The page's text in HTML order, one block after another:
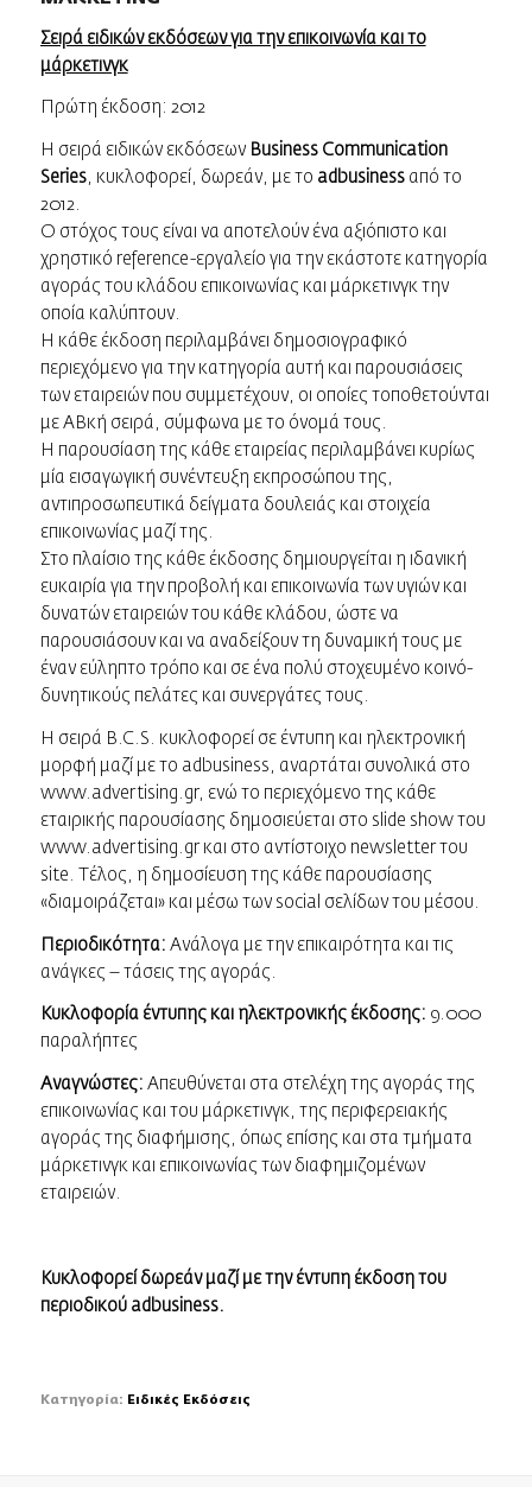
Σειρά ειδικών εκδόσεων για την επικοινωνία και το
μάρκετινγκ
Πρώτη έκδοση: 2012
Η σειρά ειδικών εκδόσεων Business Communication
Series, κυκλοφορεί, δωρεάν, με το adbusinessαπό το
2012.
Ο στόχος τους είναι να αποτελούν ένα αξιόπιστο και
χρηστικό reference-εργαλείο για την εκάστοτε κατηγορία
αγοράς του κλάδου επικοινωνίας και μάρκετινγκ την
οποία καλύπτουν.
Η κάθε έκδοση περιλαμβάνει δημοσιογραφικό
περιεχόμενο για την κατηγορία αυτή και παρουσιάσεις
των εταιρειών που συμμετέχουν, οι οποίες τοποθετούνται
με ΑΒκή σειρά, σύμφωνα με το όνομά τους.
Η παρουσίαση της κάθε εταιρείας περιλαμβάνει κυρίως
μία εισαγωγική συνέντευξη εκπροσώπου της,
αντιπροσωπευτικά δείγματα δουλειάς και στοιχεία
επικοινωνίας μαζί της.
Στο πλαίσιο της κάθε έκδοσης δημιουργείται η ιδανική
ευκαιρία για την προβολή και επικοινωνία των υγιών και
δυνατών εταιρειών του κάθε κλάδου, ώστε να
παρουσιάσουν και να αναδείξουν τη δυναμική τους με
έναν εύληπτο τρόπο και σε ένα πολύ στοχευμένο κοινό-
δυνητικούς πελάτες και συνεργάτες τους.
Η σειρά B.C.S. κυκλοφορεί σε έντυπη και ηλεκτρονική
μορφή μαζί με το adbusiness, αναρτάται συνολικά στο
www.advertising.gr, ενώ το περιεχόμενο της κάθε
εταιρικής παρουσίασης δημοσιεύεται στο slide show του
www.advertising.grκαι στο αντίστοιχο newsletter του
site. Τέλος, η δημοσίευση της κάθε παρουσίασης
«διαμοιράζεται» και μέσω των social σελίδων του μέσου.
Περιοδικότητα: Ανάλογα με την επικαιρότητα και τις
ανάγκες – τάσεις της αγοράς.
Κυκλοφορία έντυπης και ηλεκτρονικής έκδοσης: 9.000
παραλήπτες
Αναγνώστες: Απευθύνεται στα στελέχη της αγοράς της
επικοινωνίας και του μάρκετινγκ, της περιφερειακής
αγοράς της διαφήμισης, όπως επίσης και στα τμήματα
μάρκετινγκ και επικοινωνίας των διαφημιζομένων
εταιρειών.
Κυκλοφορεί δωρεάν μαζί με την έντυπη έκδοση του
περιοδικού adbusiness.
Κατηγορία: Ειδικές Εκδόσεις